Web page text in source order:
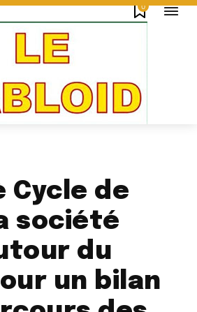
0
Cycle de
société
du
un bilan